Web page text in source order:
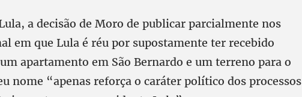
a decisão de Moro de publicar parcialmente nos
em que Lula é réu por supostamente ter recebido
apartamento em São Bernardo e um terreno para o
nome “apenas reforça o caráter político dos processos